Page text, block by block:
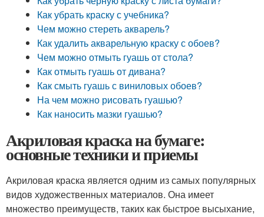
Как убрать краску с учебника?
Чем можно стереть акварель?
Как удалить акварельную краску с обоев?
Чем можно отмыть гуашь от стола?
Как отмыть гуашь от дивана?
Как смыть гуашь с виниловых обоев?
На чем можно рисовать гуашью?
Как наносить мазки гуашью?
Акриловая краска на бумаге:
основные техники и приемы
Акриловая краска является одним из самых популярных
видов художественных материалов. Она имеет
множество преимуществ, таких как быстрое высыхание,